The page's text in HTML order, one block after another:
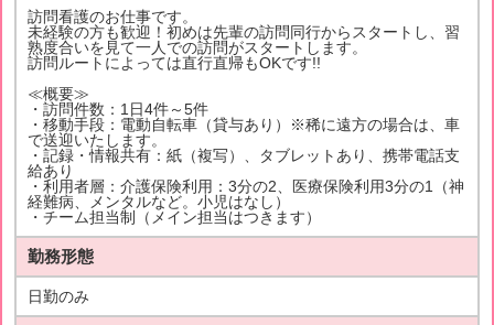
訪問看護のお仕事です。
未経験の方も歓迎！初めは先輩の訪問同行からスタートし、習
熟度合いを見て一人での訪問がスタートします。
訪問ルートによっては直行直帰もOKです!!
≪概要≫
・訪問件数：1日4件～5件
・移動手段：電動自転車（貸与あり）※稀に遠方の場合は、車
で送迎いたします。
・記録・情報共有：紙（複写）、タブレットあり、携帯電話支
給あり
・利用者層：介護保険利用：3分の2、医療保険利用3分の1（神
経難病、メンタルなど。小児はなし）
・チーム担当制（メイン担当はつきます）
勤務形態
日勤のみ